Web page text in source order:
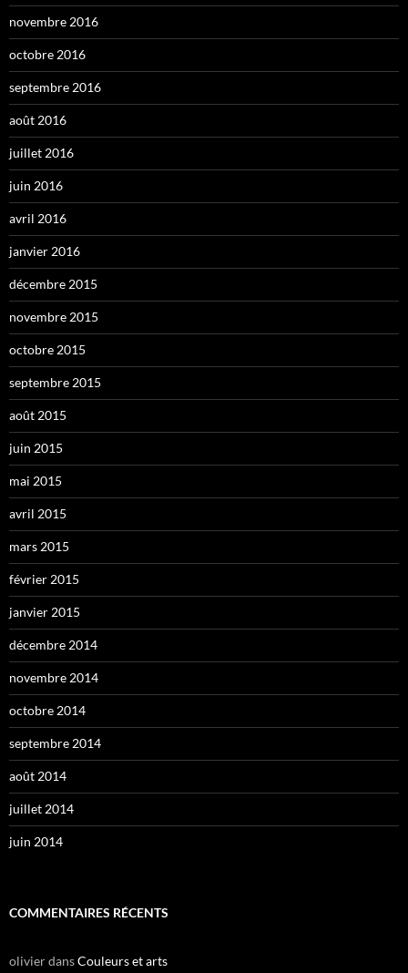
novembre 2016
octobre 2016
septembre 2016
août 2016
juillet 2016
juin 2016
avril 2016
janvier 2016
décembre 2015
novembre 2015
octobre 2015
septembre 2015
août 2015
juin 2015
mai 2015
avril 2015
mars 2015
février 2015
janvier 2015
décembre 2014
novembre 2014
octobre 2014
septembre 2014
août 2014
juillet 2014
juin 2014
COMMENTAIRES RÉCENTS
olivierdansCouleurs et arts